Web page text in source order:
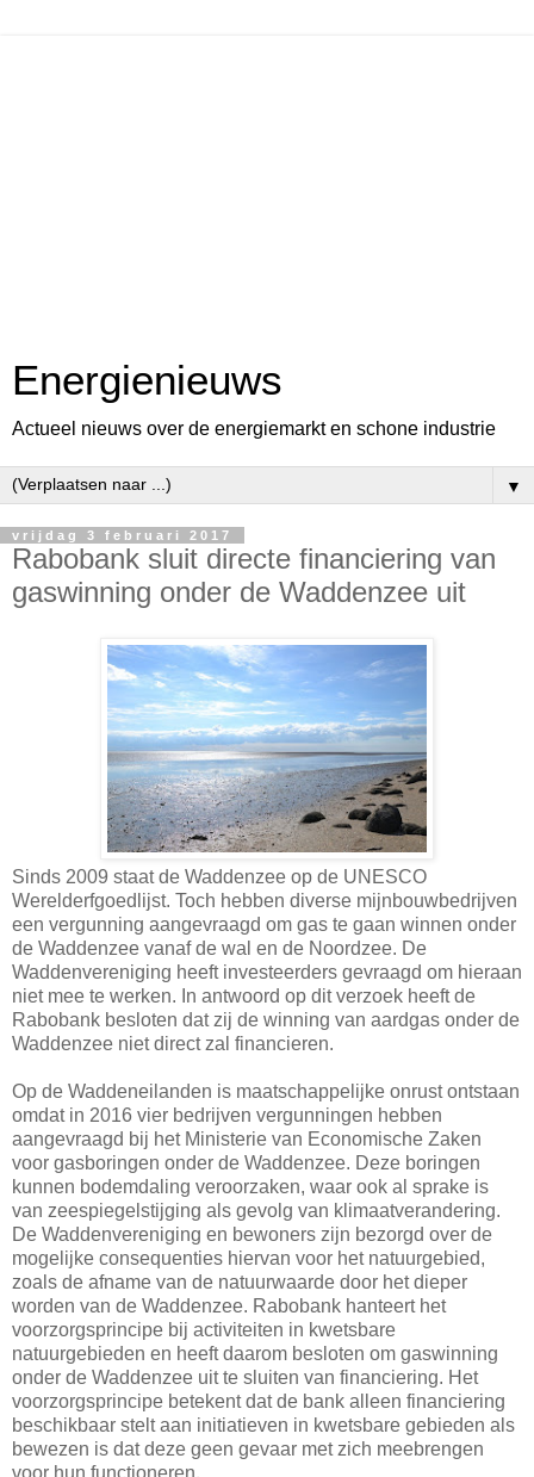
Energienieuws
Actueel nieuws over de energiemarkt en schone industrie
▼
vrijdag 3 februari 2017
Rabobank sluit directe financiering van
gaswinning onder de Waddenzee uit
Sinds 2009 staat de Waddenzee op de UNESCO
Werelderfgoedlijst. Toch hebben diverse mijnbouwbedrijven
een vergunning aangevraagd om gas te gaan winnen onder
de Waddenzee vanaf de wal en de Noordzee. De
Waddenvereniging heeft investeerders gevraagd om hieraan
niet mee te werken. In antwoord op dit verzoek heeft de
Rabobank besloten dat zij de winning van aardgas onder de
Waddenzee niet direct zal financieren.
Op de Waddeneilanden is maatschappelijke onrust ontstaan
omdat in 2016 vier bedrijven vergunningen hebben
aangevraagd bij het Ministerie van Economische Zaken
voor gasboringen onder de Waddenzee. Deze boringen
kunnen bodemdaling veroorzaken, waar ook al sprake is
van zeespiegelstijging als gevolg van klimaatverandering.
De Waddenvereniging en bewoners zijn bezorgd over de
mogelijke consequenties hiervan voor het natuurgebied,
zoals de afname van de natuurwaarde door het dieper
worden van de Waddenzee. Rabobank hanteert het
voorzorgsprincipe bij activiteiten in kwetsbare
natuurgebieden en heeft daarom besloten om gaswinning
onder de Waddenzee uit te sluiten van financiering. Het
voorzorgsprincipe betekent dat de bank alleen financiering
beschikbaar stelt aan initiatieven in kwetsbare gebieden als
bewezen is dat deze geen gevaar met zich meebrengen
voor hun functioneren.